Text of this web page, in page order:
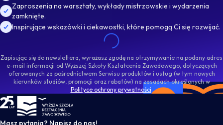
Zaproszenia na warsztaty, wykłady mistrzowskie i wydarzenia
zamknięte.
Inspirujące wskazówki i ciekawostki, które pomogą Ci się rozwijać.
Zapisując się do newslettera, wyrażasz zgodę na otrzymywanie na podany adres
e-mail informacji od Wyższej Szkoły Kształcenia Zawodowego, dotyczących
oferowanych za pośrednictwem Serwisu produktów i usług (w tym nowych
kierunków studiów, promocji oraz rabatów) na zasadach określonych w
Polityce ochrony prywatności.
WSKZ - strona główna
Masz pytania? Napisz do nas!